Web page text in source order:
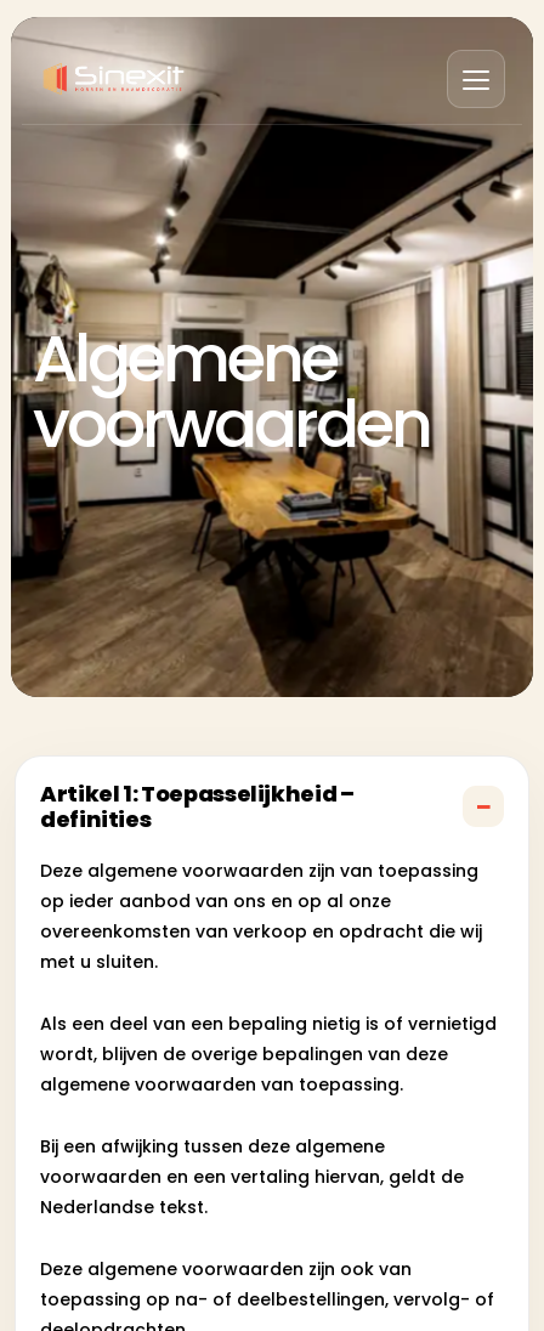
Algemene
voorwaarden
Artikel 1: Toepasselijkheid –
definities
Deze algemene voorwaarden zijn van toepassing
op ieder aanbod van ons en op al onze
overeenkomsten van verkoop en opdracht die wij
met u sluiten.
Als een deel van een bepaling nietig is of vernietigd
wordt, blijven de overige bepalingen van deze
algemene voorwaarden van toepassing.
Bij een afwijking tussen deze algemene
voorwaarden en een vertaling hiervan, geldt de
Nederlandse tekst.
Deze algemene voorwaarden zijn ook van
toepassing op na- of deelbestellingen, vervolg- of